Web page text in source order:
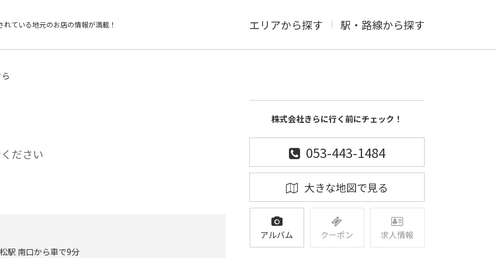
れている地元のお店の情報が満載！ エリアから探す 駅・路線から探す
ださい
駅 南口から車で9分
株式会社きらに行く前にチェック！
053-443-1484
大きな地図で見る
アルバム クーポン 求人情報